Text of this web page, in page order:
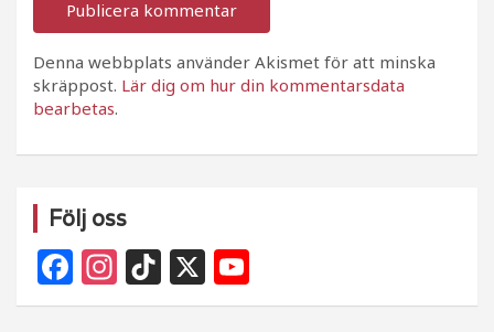
Denna webbplats använder Akismet för att minska
skräppost. Lär dig om hur din kommentarsdata
bearbetas.
Följ oss
F
a
In
st
Ti
k
X
o